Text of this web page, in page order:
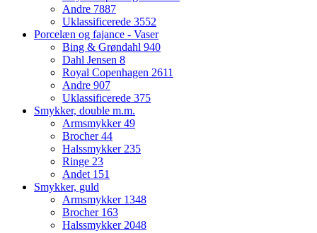
Andre 7887
Uklassificerede 3552
Porcelæn og fajance - Vaser
Bing & Grøndahl 940
Dahl Jensen 8
Royal Copenhagen 2611
Andre 907
Uklassificerede 375
Smykker, double m.m.
Armsmykker49
Brocher44
Halssmykker 235
Ringe 23
Andet 151
Smykker, guld
Armsmykker 1348
Brocher 163
Halssmykker 2048